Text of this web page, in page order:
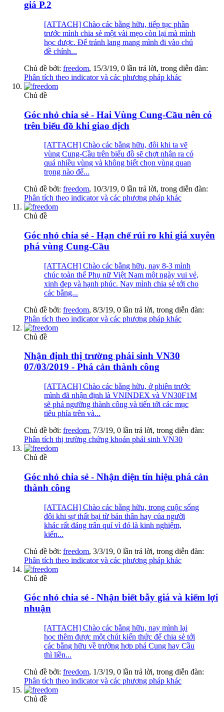
giá P.2
[ATTACH] Chào các bằng hữu, tiếp tục phần
trước mình chia sẻ một vài mẹo còn lại mà mình
học được. Để tránh lang mang mình đi vào chủ
đề chính...
Chủ đề bởi: freedom, 15/3/19, 0 lần trả lời, trong diễn đàn:
Phân tích theo indicator và các phương pháp khác
Chủ đề
Góc nhỏ chia sẻ - Hai Vùng Cung-Cầu nên có
trên biểu đồ khi giao dịch
[ATTACH] Chào các bằng hữu, đôi khi ta vẽ
vùng Cung-Cầu trên biểu đồ sẽ chợt nhận ra có
quá nhiều vùng và không biết chọn vùng quan
trọng nào để...
Chủ đề bởi: freedom, 10/3/19, 0 lần trả lời, trong diễn đàn:
Phân tích theo indicator và các phương pháp khác
Chủ đề
Góc nhỏ chia sẻ - Hạn chế rủi ro khi giá xuyên
phá vùng Cung-Cầu
[ATTACH] Chào các bằng hữu, nay 8-3 mình
chúc toàn thể Phụ nữ Việt Nam một ngày vui vẻ,
xinh đẹp và hạnh phúc. Nay mình chia sẻ tới cho
các bằng...
Chủ đề bởi: freedom, 8/3/19, 0 lần trả lời, trong diễn đàn:
Phân tích theo indicator và các phương pháp khác
Chủ đề
Nhận định thị trường phái sinh VN30
07/03/2019 - Phá cản thành công
[ATTACH] Chào các bằng hữu, ở phiên trước
mình đã nhận định là VNINDEX và VN30F1M
sẽ phá ngưỡng thành công và tiến tới các mục
tiêu phía trên và...
Chủ đề bởi: freedom, 7/3/19, 0 lần trả lời, trong diễn đàn:
Phân tích thị trường chứng khoán phái sinh VN30
Chủ đề
Góc nhỏ chia sẻ - Nhận diện tín hiệu phá cản
thành công
[ATTACH] Chào các bằng hữu, trong cuộc sống
đôi khi sự thất bại từ bản thân hay của người
khác rất đáng trân quí vì đó là kinh nghiệm,
kiến...
Chủ đề bởi: freedom, 3/3/19, 0 lần trả lời, trong diễn đàn:
Phân tích theo indicator và các phương pháp khác
Chủ đề
Góc nhỏ chia sẻ - Nhận biết bẫy giá và kiếm lợi
nhuận
[ATTACH] Chào các bằng hữu, nay mình lại
học thêm được một chút kiến thức để chia sẻ tới
các bằng hữu về trường hợp phá Cung hay Cầu
thì liền...
Chủ đề bởi: freedom, 1/3/19, 0 lần trả lời, trong diễn đàn:
Phân tích theo indicator và các phương pháp khác
Chủ đề